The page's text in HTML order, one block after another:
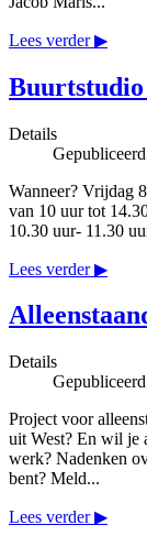
Lees verder ▶
Buurtstudio
Details
Wanneer? Vrijdag
van 10 uur tot
10.30 uur- 11.30
Lees verder ▶
Details
Project voor
uit West? En wil je
werk? Nadenken
bent? Meld...
Lees verder ▶